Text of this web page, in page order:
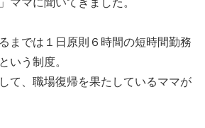
ママに聞いてきました。
までは１日原則６時間の短時間勤務
いう制度。
て、職場復帰を果たしているママが